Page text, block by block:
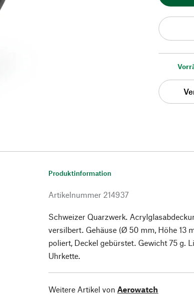
Produktinformation
Artikelnummer 214937
Schweizer Quarzwerk.
versilbert. Gehäuse (Ø 50 mm, Höhe 13
poliert, Deckel gebürstet. Gewicht 75 g.
Uhrkette.
Weitere Artikel von Aerowatch